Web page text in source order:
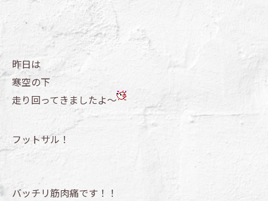
昨日は
寒空の下
走り回ってきましたよ～
フットサル！
バッチリ筋肉痛です！！